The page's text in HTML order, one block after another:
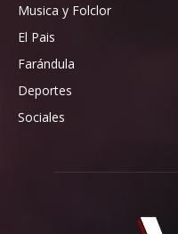
Musica y Folclor
El Pais
Farándula
Deportes
Sociales